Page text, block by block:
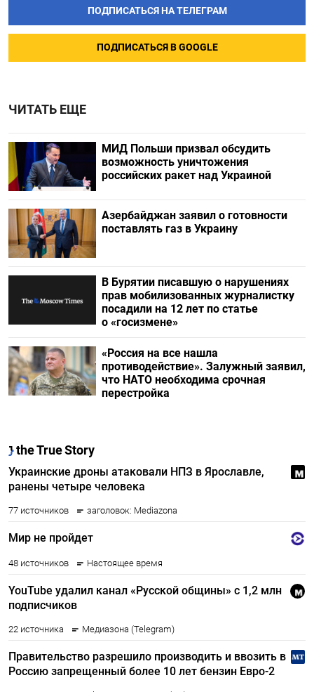
ПОДПИСАТЬСЯ НА ТЕЛЕГРАМ
ПОДПИСАТЬСЯ В GOOGLE
ЧИТАТЬ ЕЩЕ
МИД Польши призвал обсудить
возможность уничтожения
российских ракет над Украиной
Азербайджан заявил о готовности
поставлять газ в Украину
В Бурятии писавшую о нарушениях
прав мобилизованных журналистку
посадили на 12 лет по статье
о «госизмене»
«Россия на все нашла
противодействие». Залужный заявил,
что НАТО необходима срочная
перестройка